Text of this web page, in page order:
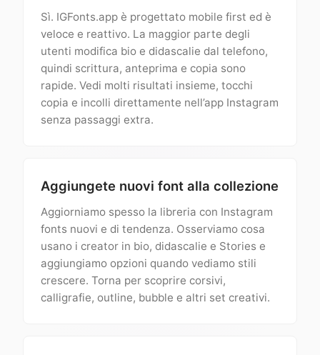
Sì. IGFonts.app è progettato mobile first ed è
veloce e reattivo. La maggior parte degli
utenti modifica bio e didascalie dal telefono,
quindi scrittura, anteprima e copia sono
rapide. Vedi molti risultati insieme, tocchi
copia e incolli direttamente nell’app Instagram
senza passaggi extra.
Aggiungete nuovi font alla collezione
Aggiorniamo spesso la libreria con Instagram
fonts nuovi e di tendenza. Osserviamo cosa
usano i creator in bio, didascalie e Stories e
aggiungiamo opzioni quando vediamo stili
crescere. Torna per scoprire corsivi,
calligrafie, outline, bubble e altri set creativi.